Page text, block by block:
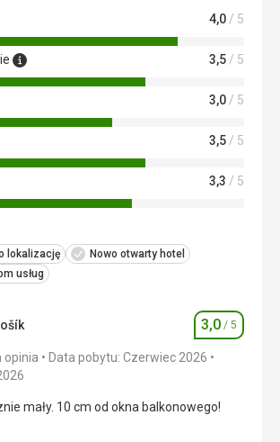
4,0 / 5
3,5 / 5
3,0 / 5
3,5 / 5
3,3 / 5
lokalizację
Nowo otwarty hotel
usług
Ocena
3,0 / 5
opinia
Data pobytu: Czerwiec 2026
mały. 10 cm od okna balkonowego!